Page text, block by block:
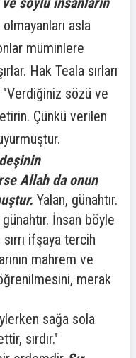
asla
müminlere
Hak Teala sırları
sözü ve
Çünkü verilen
Allah da onun
Yalan, günahtır.
İnsan böyle
sırrı ifşaya tercih
mahrem ve
merak
sağa sola
sırdır."